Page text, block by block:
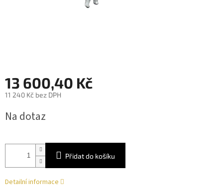
13 600,40 Kč
11 240 Kč bez DPH
cena:
Na dotaz
Přidat do košíku
Detailní informace